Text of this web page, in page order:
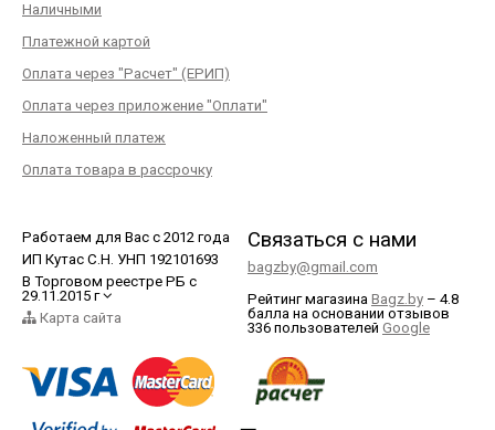
Наличными
Платежной картой
Оплата через "Расчет" (ЕРИП)
Оплата через приложение "Оплати"
Наложенный платеж
Оплата товара в рассрочку
Работаем для Вас с 2012 года
ИП Кутас С.Н. УНП 192101693
В Торговом реестре РБ с
29.11.2015 г
Карта сайта
Связаться с нами
bagzby@gmail.com
Рейтинг магазина Bagz.by – 4.8
балла на основании отзывов
336 пользователей Google